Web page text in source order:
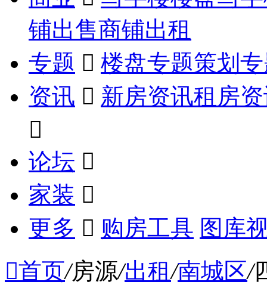
铺出售商铺出租
专题  楼盘专题策划
资讯  新房资讯租房

论坛 
家装 
更多  购房工具 图库
首页/房源/出租/南城区/